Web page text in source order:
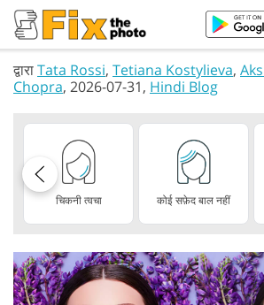
द्वाराTata Rossi, Tetiana Kostylieva,
Chopra, 2026-07-31, Hindi Blog
चिकनी त्वचा कोई सफ़ेद बाल नहीं